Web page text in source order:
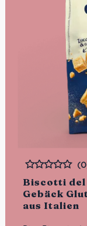
Biscotti
Gebäck
aus Italien
Bewertet